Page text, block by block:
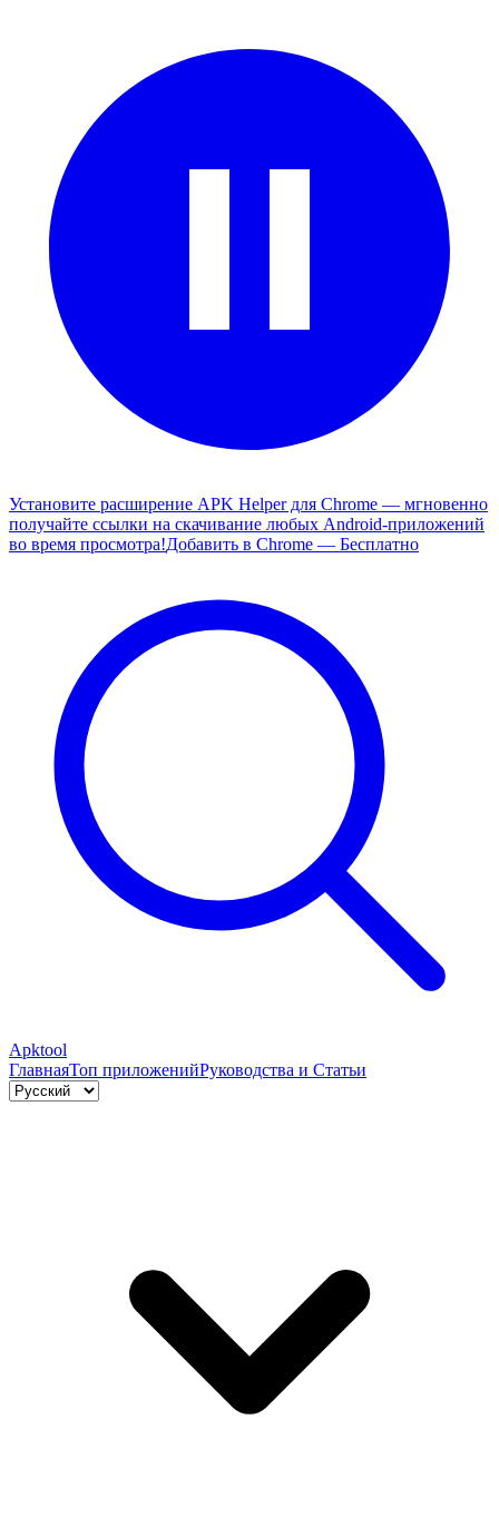
Установите расширение APK Helper для Chrome — мгновенно
получайте ссылки на скачивание любых Android-приложений
во время просмотра!Добавить в Chrome — Бесплатно
Apktool
ГлавнаяТоп приложенийРуководства и Статьи